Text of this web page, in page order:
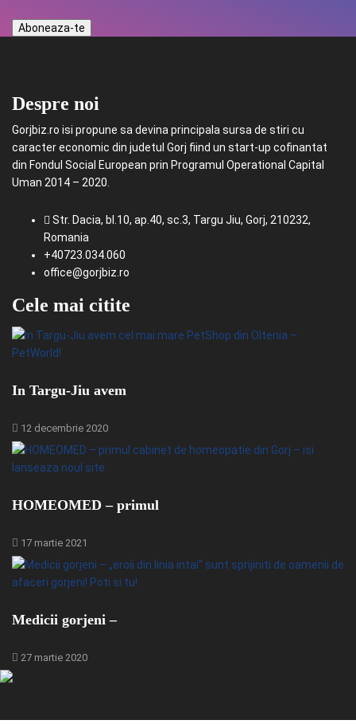
Despre noi
Gorjbiz.ro isi propune sa devina principala sursa de stiri cu
caracter economic din judetul Gorj fiind un start-up cofinantat
din Fondul Social European prin Programul Operational Capital
Uman 2014 – 2020.
Str. Dacia, bl.10, ap.40, sc.3, Targu Jiu, Gorj, 210232,
Romania
+40723.034.060
office@gorjbiz.ro
Cele mai citite
In Targu-Jiu avem
12 decembrie 2020
HOMEOMED – primul
17 martie 2021
Medicii gorjeni –
27 martie 2020